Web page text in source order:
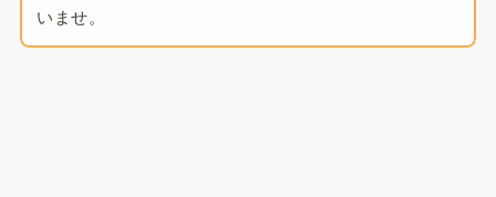
いませ。